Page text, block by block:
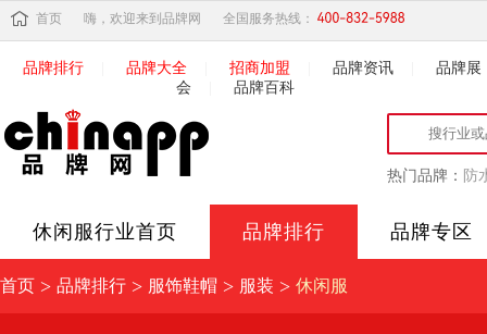
首页 嗨，欢迎来到品牌网 全国服务热线：
品牌排行 品牌大全 招商加盟 品牌资讯
品牌展
会
品牌百科
热门品牌： 防
休闲服行业首页 品牌排行 品牌专区
首页 > 品牌排行 > 服饰鞋帽 > 服装 > 休闲服